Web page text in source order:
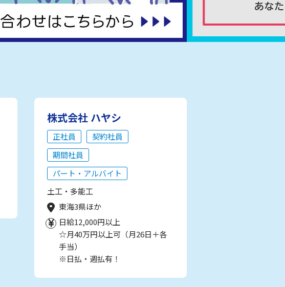
株式会社 ハヤシ
正社員
契約社員
期間社員
パート・アルバイト
土工・多能工
東海3県ほか
日給12,000円以上
☆月40万円以上可（月26日＋各
手当）
※日払・週払有！